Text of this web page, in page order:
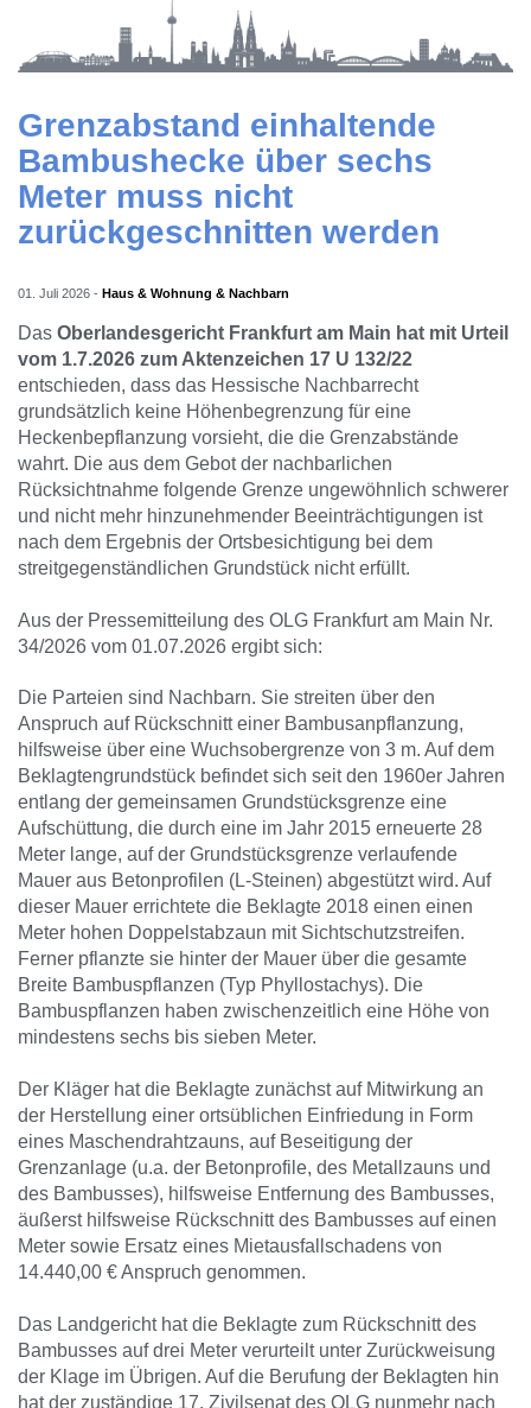
Grenzabstand einhaltende
Bambushecke über sechs
Meter muss nicht
zurückgeschnitten werden
01. Juli 2026 - Haus & Wohnung & Nachbarn
Das Oberlandesgericht Frankfurt am Main hat mit Urteil
vom 1.7.2026 zum Aktenzeichen 17 U 132/22
entschieden, dass das Hessische Nachbarrecht
grundsätzlich keine Höhenbegrenzung für eine
Heckenbepflanzung vorsieht, die die Grenzabstände
wahrt. Die aus dem Gebot der nachbarlichen
Rücksichtnahme folgende Grenze ungewöhnlich schwerer
und nicht mehr hinzunehmender Beeinträchtigungen ist
nach dem Ergebnis der Ortsbesichtigung bei dem
streitgegenständlichen Grundstück nicht erfüllt.
Aus der Pressemitteilung des OLG Frankfurt am Main Nr.
34/2026 vom 01.07.2026 ergibt sich:
Die Parteien sind Nachbarn. Sie streiten über den
Anspruch auf Rückschnitt einer Bambusanpflanzung,
hilfsweise über eine Wuchsobergrenze von 3 m. Auf dem
Beklagtengrundstück befindet sich seit den 1960er Jahren
entlang der gemeinsamen Grundstücksgrenze eine
Aufschüttung, die durch eine im Jahr 2015 erneuerte 28
Meter lange, auf der Grundstücksgrenze verlaufende
Mauer aus Betonprofilen (L-Steinen) abgestützt wird. Auf
dieser Mauer errichtete die Beklagte 2018 einen einen
Meter hohen Doppelstabzaun mit Sichtschutzstreifen.
Ferner pflanzte sie hinter der Mauer über die gesamte
Breite Bambuspflanzen (Typ Phyllostachys). Die
Bambuspflanzen haben zwischenzeitlich eine Höhe von
mindestens sechs bis sieben Meter.
Der Kläger hat die Beklagte zunächst auf Mitwirkung an
der Herstellung einer ortsüblichen Einfriedung in Form
eines Maschendrahtzauns, auf Beseitigung der
Grenzanlage (u.a. der Betonprofile, des Metallzauns und
des Bambusses), hilfsweise Entfernung des Bambusses,
äußerst hilfsweise Rückschnitt des Bambusses auf einen
Meter sowie Ersatz eines Mietausfallschadens von
14.440,00 € Anspruch genommen.
Das Landgericht hat die Beklagte zum Rückschnitt des
Bambusses auf drei Meter verurteilt unter Zurückweisung
der Klage im Übrigen. Auf die Berufung der Beklagten hin
hat der zuständige 17. Zivilsenat des OLG nunmehr nach